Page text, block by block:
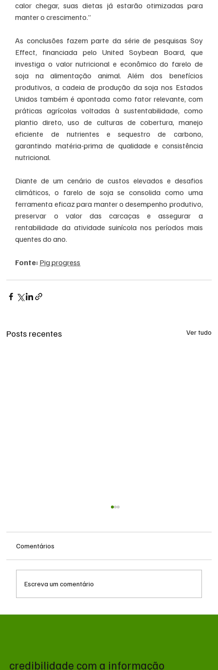
calor chegar, suas dietas já estarão otimizadas para
manter o crescimento.”
As conclusões fazem parte da série de pesquisas Soy
Effect, financiada pelo United Soybean Board, que
investiga o valor nutricional e econômico do farelo de
soja na alimentação animal. Além dos benefícios
produtivos, a cadeia de produção da soja nos Estados
Unidos também é apontada como fator relevante, com
práticas agrícolas voltadas à sustentabilidade, como
plantio direto, uso de culturas de cobertura, manejo
eficiente de nutrientes e sequestro de carbono,
garantindo matéria-prima de qualidade e consistência
nutricional.
Diante de um cenário de custos elevados e desafios
climáticos, o farelo de soja se consolida como uma
ferramenta eficaz para manter o desempenho produtivo,
preservar o valor das carcaças e assegurar a
rentabilidade da atividade suinícola nos períodos mais
quentes do ano.
Fonte: Pig progress
Posts recentes Ver tudo
Comentários
Escreva um comentário
credibilidade com a informação